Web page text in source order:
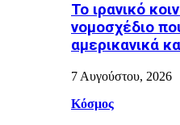
Το ιρανικό
νομοσχέδιο
αμερικανικά
7 Αυγούστου, 2026
Κόσμος